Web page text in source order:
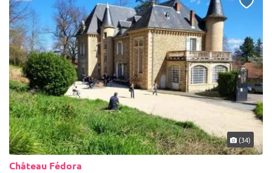
(34)
Château Fédora